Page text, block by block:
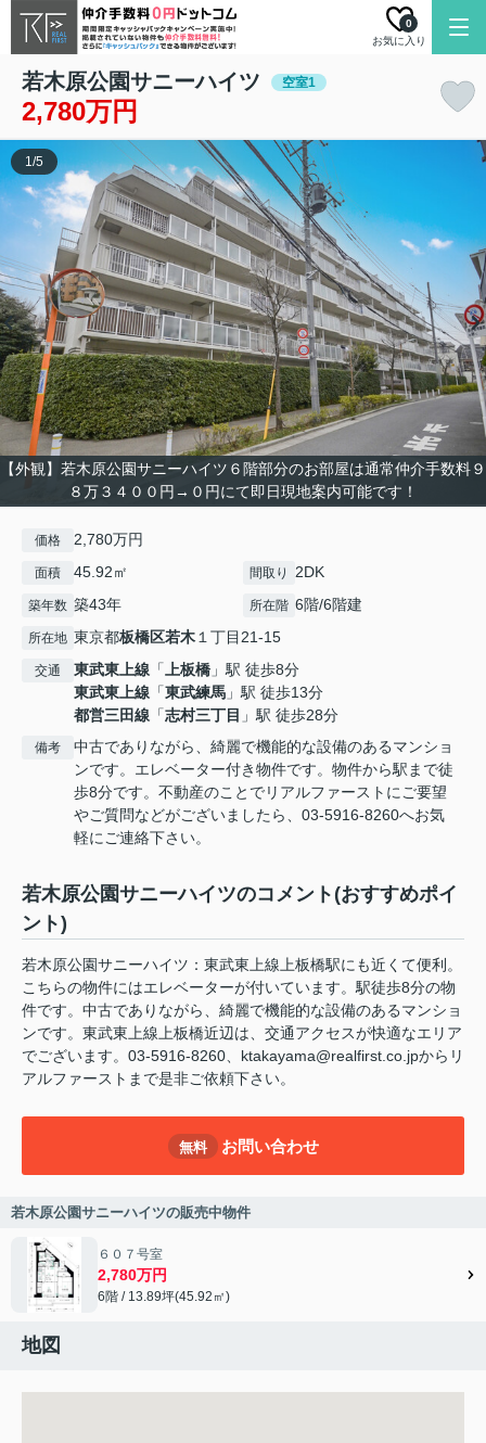
お気に入り
0
若木原公園サニーハイツ 空室1
2,780万円
【外観】若木原公園サニーハイツ６階部分のお部屋は通常仲介手数料９
８万３４００円→０円にて即日現地案内可能です！
1/5
価格 2,780万円
面積 45.92㎡ 間取り 2DK
築年数 築43年 所在階 6階/6階建
所在地 東京都板橋区若木１丁目21-15
交通 東武東上線 「上板橋 」駅 徒歩8分
東武東上線 「東武練馬 」駅 徒歩13分
都営三田線 「志村三丁目 」駅 徒歩28分
備考
中古でありながら、綺麗で機能的な設備のあるマンショ
ンです。エレベーター付き物件です。物件から駅まで徒
歩8分です。不動産のことでリアルファーストにご要望
やご質問などがございましたら、03-5916-8260へお気
軽にご連絡下さい。
若木原公園サニーハイツのコメント(おすすめポイ
ント)
若木原公園サニーハイツ：東武東上線上板橋駅にも近くて便利。
こちらの物件にはエレベーターが付いています。駅徒歩8分の物
件です。中古でありながら、綺麗で機能的な設備のあるマンショ
ンです。東武東上線上板橋近辺は、交通アクセスが快適なエリア
でございます。03-5916-8260、ktakayama@realfirst.co.jpからリ
アルファーストまで是非ご依頼下さい。
無料 お問い合わせ
若木原公園サニーハイツの販売中物件
６０７号室
2,780万円
6階 / 13.89坪(45.92㎡)
地図